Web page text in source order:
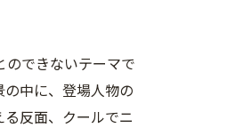
のできないテーマで
中に、登場人物の
反面、クールでニ